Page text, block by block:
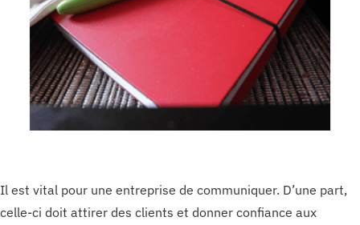
Il est vital pour une entreprise de communiquer. D’une part,
celle-ci doit attirer des clients et donner confiance aux